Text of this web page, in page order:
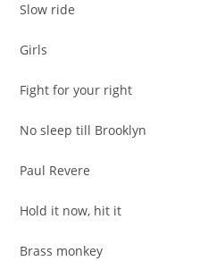
Slow ride
Girls
Fight for your right
No sleep till Brooklyn
Paul Revere
Hold it now, hit it
Brass monkey